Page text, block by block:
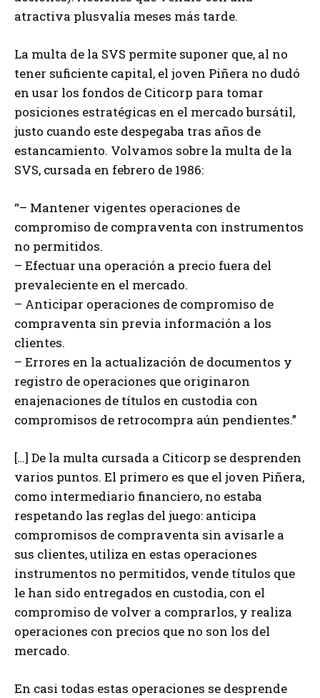
atractiva plusvalía meses más tarde.
La multa de la SVS permite suponer que, al no
tener suficiente capital, el joven Piñera no dudó
en usar los fondos de Citicorp para tomar
posiciones estratégicas en el mercado bursátil,
justo cuando este despegaba tras años de
estancamiento. Volvamos sobre la multa de la
SVS, cursada en febrero de 1986:
“– Mantener vigentes operaciones de
compromiso de compraventa con instrumentos
no permitidos.
– Efectuar una operación a precio fuera del
prevaleciente en el mercado.
– Anticipar operaciones de compromiso de
compraventa sin previa información a los
clientes.
– Errores en la actualización de documentos y
registro de operaciones que originaron
enajenaciones de títulos en custodia con
compromisos de retrocompra aún pendientes.”
[…] De la multa cursada a Citicorp se desprenden
varios puntos. El primero es que el joven Piñera,
como intermediario financiero, no estaba
respetando las reglas del juego: anticipa
compromisos de compraventa sin avisarle a
sus clientes, utiliza en estas operaciones
instrumentos no permitidos, vende títulos que
le han sido entregados en custodia, con el
compromiso de volver a comprarlos, y realiza
operaciones con precios que no son los del
mercado.
En casi todas estas operaciones se desprende